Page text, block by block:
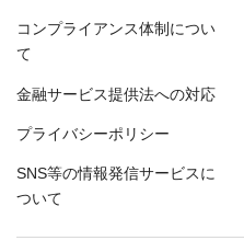
コンプライアンス体制につい
て
金融サービス提供法への対応
プライバシーポリシー
SNS等の情報発信サービスに
ついて